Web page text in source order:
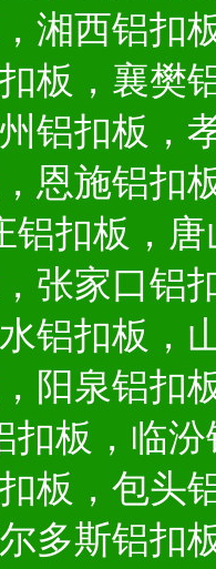
湘西铝扣
板，襄樊
铝扣板，
恩施铝扣
铝扣板，
张家口铝
铝扣板，
阳泉铝扣
扣板，临
板，包头
多斯铝扣